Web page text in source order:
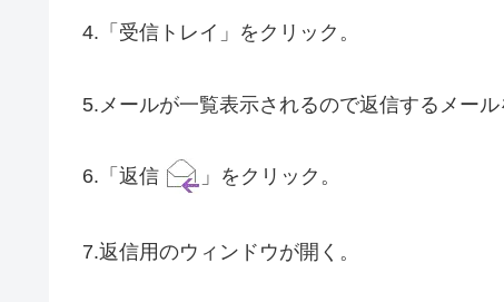
4.「受信トレイ」をクリック。
5.メールが一覧表示されるので返信するメール
6.「返信 」をクリック。
7.返信用のウィンドウが開く。